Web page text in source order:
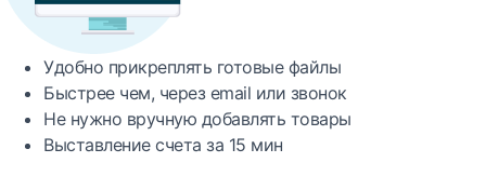
Удобно прикреплять готовые файлы
Быстреечем, через email или звонок
Не нужно вручную добавлять товары
Выставление счета за 15 мин